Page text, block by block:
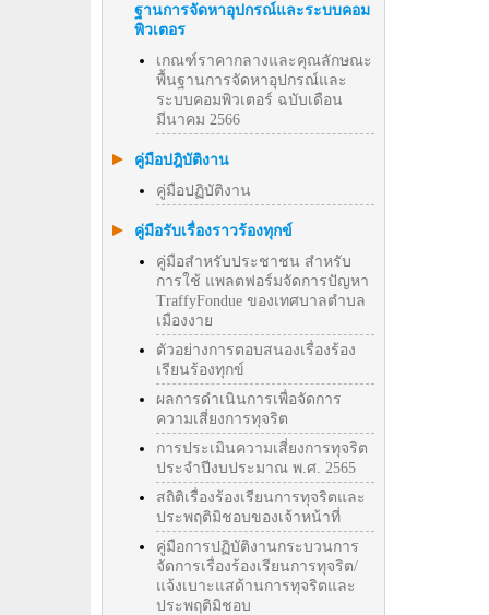
ฐานการจัดหาอุปกรณ์และระบบคอม
พิวเตอร
เกณฑ์ราคากลางและคุณลักษณะ
พื้นฐานการจัดหาอุปกรณ์และ
ระบบคอมพิวเตอร์ ฉบับเดือน
มีนาคม 2566
คู่มือปฎิบัติงาน
คู่มือปฏิบัติงาน
คู่มือรับเรื่องราวร้องทุกข์
คู่มือสำหรับประชาชน สำหรับ
การใช้ แพลตฟอร์มจัดการปัญหา
TraffyFondue ของเทศบาลตำบล
เมืองงาย
ตัวอย่างการตอบสนองเรื่องร้อง
เรียนร้องทุกข์
ผลการดำเนินการเพื่อจัดการ
ความเสี่ยงการทุจริต
การประเมินความเสี่ยงการทุจริต
ประจำปีงบประมาณ พ.ศ. 2565
สถิติเรื่องร้องเรียนการทุจริตและ
ประพฤติมิชอบของเจ้าหน้าที่
คู่มือการปฏิบัติงานกระบวนการ
จัดการเรื่องร้องเรียนการทุจริต/
แจ้งเบาะแสด้านการทุจริตและ
ประพฤติมิชอบ